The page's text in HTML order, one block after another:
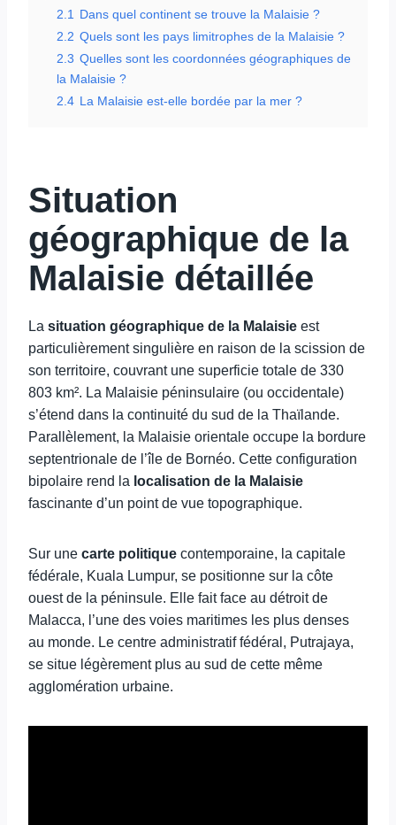
2.1
Dans quel continent se trouve la Malaisie ?
2.2 Quels sont les pays limitrophes de la Malaisie ?
2.3 Quelles sont les coordonnées géographiques de
la Malaisie ?
2.4 La Malaisie est-elle bordée par la mer ?
Situation
géographique de la
Malaisie détaillée
La situation géographique de la Malaisie est
particulièrement singulière en raison de la scission de
son territoire, couvrant une superficie totale de 330
803 km². La Malaisie péninsulaire (ou occidentale)
s’étend dans la continuité du sud de la Thaïlande.
Parallèlement, la Malaisie orientale occupe la bordure
septentrionale de l’île de Bornéo. Cette configuration
bipolaire rend la localisation de la Malaisie
fascinante d’un point de vue topographique.
Sur une carte politique contemporaine, la capitale
fédérale, Kuala Lumpur, se positionne sur la côte
ouest de la péninsule. Elle fait face au détroit de
Malacca, l’une des voies maritimes les plus denses
au monde. Le centre administratif fédéral, Putrajaya,
se situe légèrement plus au sud de cette même
agglomération urbaine.